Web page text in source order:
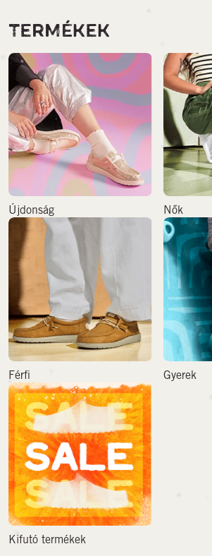
TERMÉKEK
Újdonság Nők
Férfi Gyerek
Kifutó termékek